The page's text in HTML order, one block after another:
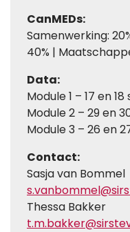
CanMEDs:
Samenwerking:
40% |
Data:
Module 1 – 17 en
Module 2 – 29 en
Module 3 – 26 en
Contact:
Sasja van Bommel
Thessa Bakker